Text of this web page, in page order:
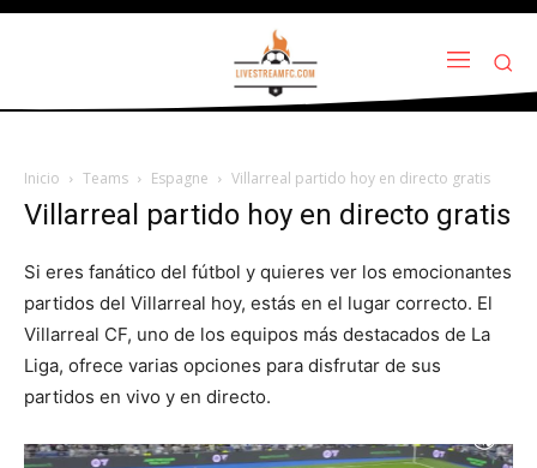
Inicio Teams Espagne Villarreal partido hoy en directo gratis
Villarreal partido hoy en directo gratis
Si eres fanático del fútbol y quieres ver los emocionantes
partidos del Villarreal hoy, estás en el lugar correcto. El
Villarreal CF, uno de los equipos más destacados de La
Liga, ofrece varias opciones para disfrutar de sus
partidos en vivo y en directo.